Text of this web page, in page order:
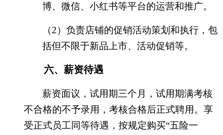
博、微信、小红书等平台的运营和推广。
（2） 负责店铺的促销活动策划和执行，包
括但不限于新品上市、活动促销等。
六、 薪资待遇
薪资面议， 试用期三个月， 试用期满考核
不合格的不予录用，考核合格后正式聘用。 享
受正式员工同等待遇， 按规定购买“五险一